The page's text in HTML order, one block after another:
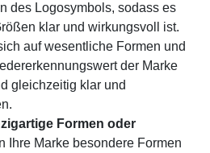
des Logosymbols, sodass es
klar und wirkungsvoll ist.
auf wesentliche Formen und
der Marke
gleichzeitig klar und
Formen oder
Ihre Marke besondere Formen